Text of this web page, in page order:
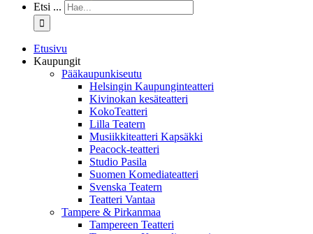
Etsi ...
Etusivu
Kaupungit
Pääkaupunkiseutu
Helsingin Kaupunginteatteri
Kivinokan kesäteatteri
KokoTeatteri
Lilla Teatern
Musiikkiteatteri Kapsäkki
Peacock-teatteri
Studio Pasila
Suomen Komediateatteri
Svenska Teatern
Teatteri Vantaa
Tampere & Pirkanmaa
Tampereen Teatteri